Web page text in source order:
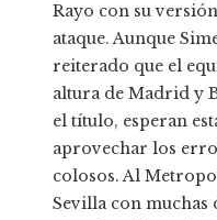
Rayo con su
ataque. Aunque
reiterado que el
altura de Madrid y
el título, esperan
aprovechar los
colosos. Al
Sevilla con muchas